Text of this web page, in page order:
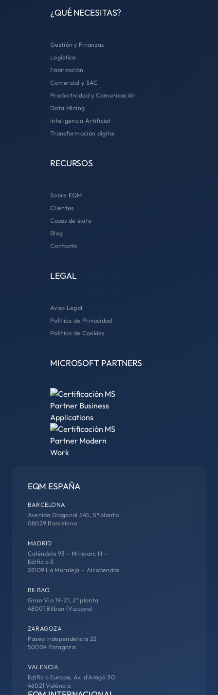
¿QUÉ NECESITAS?
Gestión y Finanzas
Logística
Fabricación
Comercial y SAC
Productividad y Comunicación
Data Mining
Inteligencia Artificial
Transformación digital
RECURSOS
Sobre EQM
Clientes
Casos de éxito
Blog
Contacto
LEGAL
Aviso Legal
Política de Privacidad
Política de Cookies
MICROSOFT PARTNERS
EQM ESPAÑA
BARCELONA
Avenida Diagonal 545, 5ª planta
08029 Barcelona
MADRID
Caléndula 93 – Miniparc III –
Edificio E
28109 La Moraleja – Alcobendas
BILBAO
Gran Vía 19-21, 2ª planta
48001 Bilbao (Vizcaya)
ZARAGOZA
Paseo Independencia 22
50004 Zaragoza
VALENCIA
Edificio Europa, Av. d'Aragó 30
46021 València